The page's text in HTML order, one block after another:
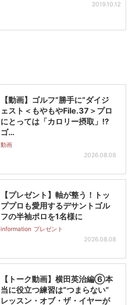
2019.10.12
【動画】ゴルフ“勝手に”ダイジ
ェスト＜もやもやFile.37＞プロ
にとっては「カロリー摂取」!?
ゴ…
動画
2026.08.08
【プレゼント】軸が整う！トッ
ププロも愛用するデサントゴル
フの半袖ポロを1名様に
information プレゼント
2026.08.08
【トーク動画】横田英治編⑥本
当に役立つ練習は“つまらない”
レッスン・オブ・ザ・イヤーが